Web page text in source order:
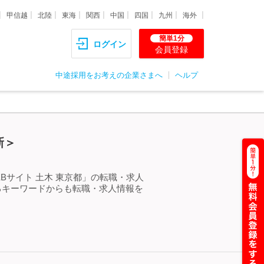
甲信越 北陸 東海 関西 中国 四国 九州 海外
ログイン
簡単1分
会員登録
中途採用をお考えの企業さまへ ヘルプ
サイト 土木 東京都」の転職・求人
ーワードからも転職・求人情報を